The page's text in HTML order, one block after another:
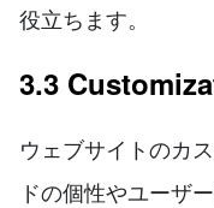
役立ちます。
3.3
ウェブサイトのカ
ドの個性やユーザ